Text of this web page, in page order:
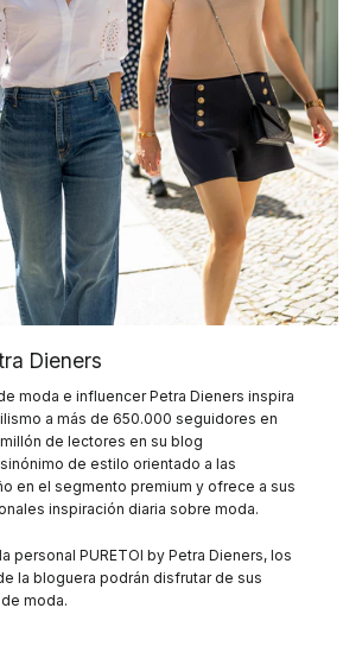
Dieners
moda e influencer Petra Dieners inspira
a más de 650.000 seguidores en
de lectores en su blog
de estilo orientado a las
en el segmento premium y ofrece a sus
inspiración diaria sobre moda.
personal PURETOI by Petra Dieners, los
la bloguera podrán disfrutar de sus
moda.